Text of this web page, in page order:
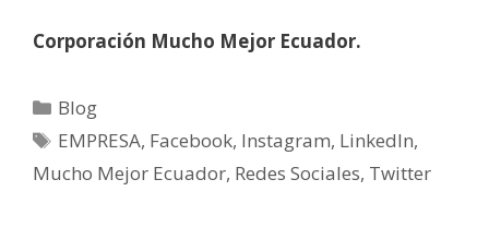
Corporación Mucho Mejor Ecuador.
Blog
EMPRESA, Facebook, Instagram, LinkedIn,
Mucho Mejor Ecuador, Redes Sociales, Twitter